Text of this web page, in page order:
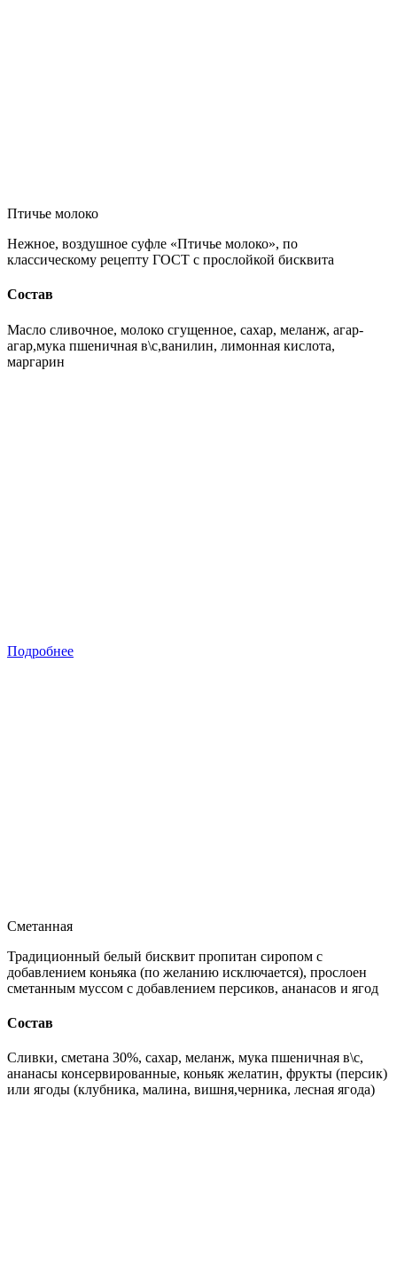
Птичье молоко
Нежное, воздушное суфле «Птичье молоко», по
классическому рецепту ГОСТ с прослойкой бисквита
Состав
Масло сливочное, молоко сгущенное, сахар, меланж, агар-
агар,мука пшеничная в\с,ванилин, лимонная кислота,
маргарин
Подробнее
Сметанная
Традиционный белый бисквит пропитан сиропом с
добавлением коньяка (по желанию исключается), прослоен
сметанным муссом с добавлением персиков, ананасов и ягод
Состав
Сливки, сметана 30%, сахар, меланж, мука пшеничная в\с,
ананасы консервированные, коньяк желатин, фрукты (персик)
или ягоды (клубника, малина, вишня,черника, лесная ягода)